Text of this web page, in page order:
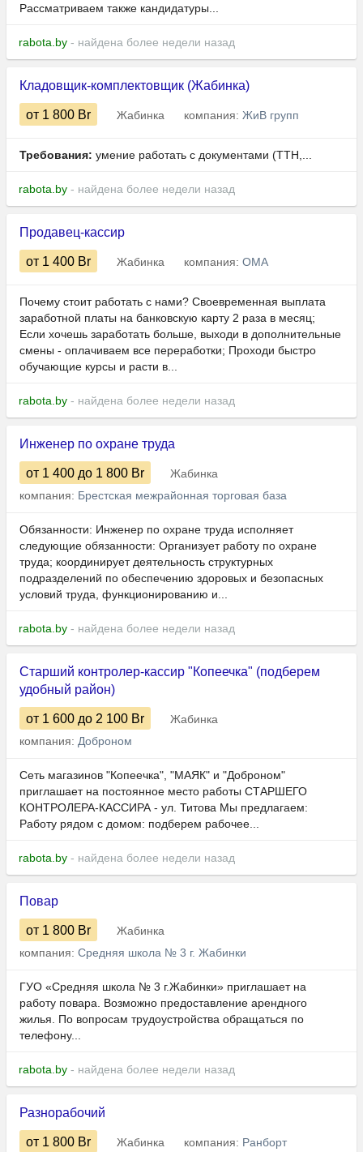
Рассматриваем также кандидатуры...
rabota.by - найдена более недели назад
Кладовщик-комплектовщик (Жабинка)
от 1 800 Br Жабинка компания: ЖиВ групп
Требования: умение работать с документами (ТТН,...
rabota.by - найдена более недели назад
Продавец-кассир
от 1 400 Br Жабинка компания: ОМА
Почему стоит работать с нами? Своевременная выплата
заработной платы на банковскую карту 2 раза в месяц;
Если хочешь заработать больше, выходи в дополнительные
смены - оплачиваем все переработки; Проходи быстро
обучающие курсы и расти в...
rabota.by - найдена более недели назад
Инженер по охране труда
от 1 400 до 1 800 Br
Жабинка
компания: Брестская межрайонная торговая база
Обязанности: Инженер по охране труда исполняет
следующие обязанности: Организует работу по охране
труда; координирует деятельность структурных
подразделений по обеспечению здоровых и безопасных
условий труда, функционированию и...
rabota.by - найдена более недели назад
Старший контролер-кассир "Копеечка" (подберем
удобный район)
от 1 600 до 2 100 Br
Жабинка
компания: Доброном
Сеть магазинов "Копеечка", "МАЯК" и "Доброном"
приглашает на постоянное место работы СТАРШЕГО
КОНТРОЛЕРА-КАССИРА - ул. Титова Мы предлагаем:
Работу рядом с домом: подберем рабочее...
rabota.by - найдена более недели назад
Повар
от 1 800 Br
Жабинка
компания: Средняя школа № 3 г. Жабинки
ГУО «Средняя школа № 3 г.Жабинки» приглашает на
работу повара. Возможно предоставление арендного
жилья. По вопросам трудоустройства обращаться по
телефону...
rabota.by - найдена более недели назад
Разнорабочий
от 1 800 Br Жабинка компания: Ранборт